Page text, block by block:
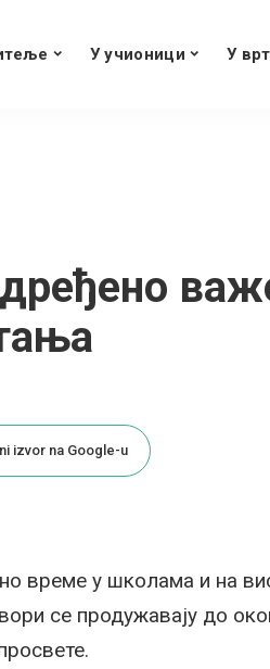
У учионици У
izvor na Google-u
време у школама и на
се продужавају до